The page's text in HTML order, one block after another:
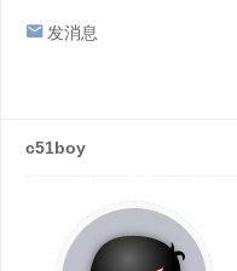
发消息
c51boy